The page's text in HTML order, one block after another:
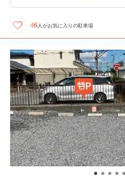
46 人がお気に入りの駐車場